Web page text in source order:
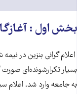
بخش اول :
بسیار تکرارشونده‌ای
به جامعه وارد شد. اعلام